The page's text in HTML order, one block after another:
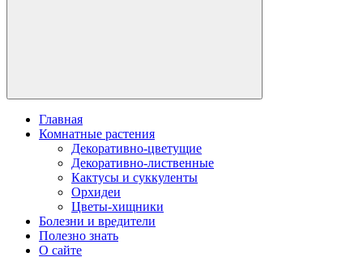
Главная
Комнатные растения
Декоративно-цветущие
Декоративно-лиственные
Кактусы и суккуленты
Орхидеи
Цветы-хищники
Болезни и вредители
Полезно знать
О сайте